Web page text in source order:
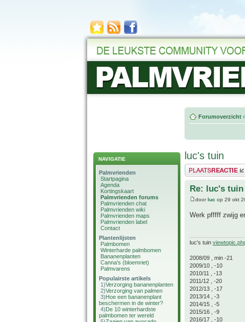
NAVIGATIE
Palmvrienden
Startpagina
Agenda
Kortingskaart
Palmvrienden forums
Palmvrienden chat
Palmvrienden wiki
Palmvrienden maps
Palmvrienden label
Contact
Plantenlijsten
Palmbomen
Winterharde palmbomen
Bananenplanten
Canna's (bloemriet)
Palmvarens
Populairste artikels
1)Verzorging bananenplanten
2)Verzorging van palmen
3)Hoe een bananenplant
beschermen in de winter?
4)De 10 winterhardste
palmbomen ter wereld
Forumoverzicht ‹
luc's tuin
Plaats een reactie
Re: luc's tuin
doorluc op 29 okt
Werk pfffff zwijg
luc's tuin
2008/09 , min -21
2009/10 , -10
2010/11 , -13
2011/12 , -20
2012/13 , -17
2013/14 , -3
2014/15 , -5
2015/16 , -9
2016/17 , -10